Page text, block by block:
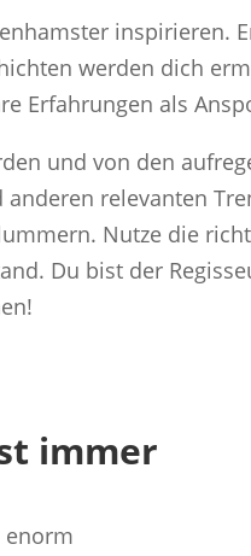
inspirieren.
werden dich
Erfahrungen als
und von den
relevanten
Nutze die
Du bist der
immer
enorm